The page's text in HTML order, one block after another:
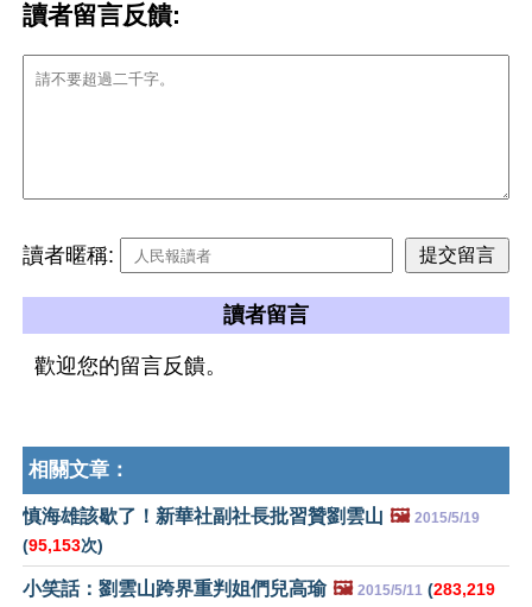
讀者留言反饋:
讀者暱稱:
讀者留言
歡迎您的留言反饋。
相關文章：
慎海雄該歇了！新華社副社長批習贊劉雲山 🖼️ 2015/5/19
(95,153次)
小笑話：劉雲山跨界重判姐們兒高瑜 🖼️ 2015/5/11 (283,219